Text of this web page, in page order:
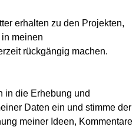
erhalten zu den Projekten,
meinen
rückgängig machen.
in die Erhebung und
Daten ein und stimme der
meiner Ideen, Kommentare